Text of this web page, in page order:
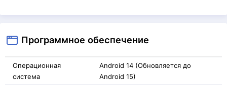
Программное обеспечение
Операционная
система
Android 14 (Обновляется до
Android 15)